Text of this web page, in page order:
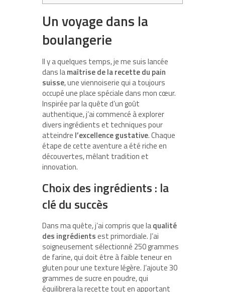
Un voyage dans la
boulangerie
Il y a quelques temps, je me suis lancée
dans lamaîtrise de la recette du pain
suisse, une viennoiserie qui a toujours
occupé une place spéciale dans mon cœur.
Inspirée par la quête d’un goût
authentique, j’ai commencé à explorer
divers ingrédients et techniques pour
atteindre l’excellence gustative. Chaque
étape de cette aventure a été riche en
découvertes, mêlant tradition et
innovation.
Choix des ingrédients : la
clé du succès
Dans ma quête, j’ai compris que laqualité
des ingrédientsest primordiale. J’ai
soigneusement sélectionné 250 grammes
de farine, qui doit être à faible teneur en
gluten pour une texture légère. J’ajoute 30
grammes de sucre en poudre, qui
équilibrera la recette tout en apportant